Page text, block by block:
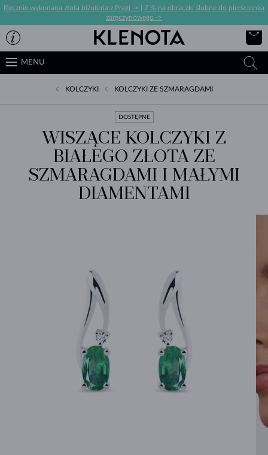
Ręcznie wykonana złota biżuteria z Pragi ->
7 % na obrączki ślubne do pierścionka
zaręczynowego ->
MENU
KOLCZYKI KOLCZYKI ZE SZMARAGDAMI
DOSTĘPNE
WISZĄCE KOLCZYKI Z
BIAŁEGO ZŁOTA ZE
SZMARAGDAMI I MAŁYMI
DIAMENTAMI